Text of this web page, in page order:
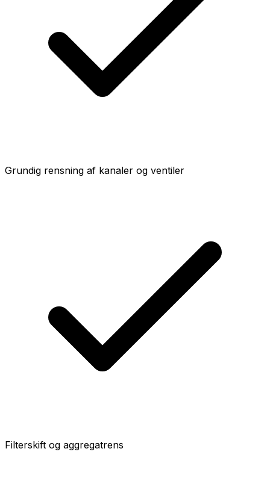
Grundig rensning af kanaler og ventiler
Filterskift og aggregatrens